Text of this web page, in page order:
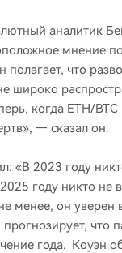
аналитик
мнение
полагает, что
широко
когда ETH/BTC
— сказал он.
«В 2023 году
году никто не
менее, он уверен
что
года. Коуэн